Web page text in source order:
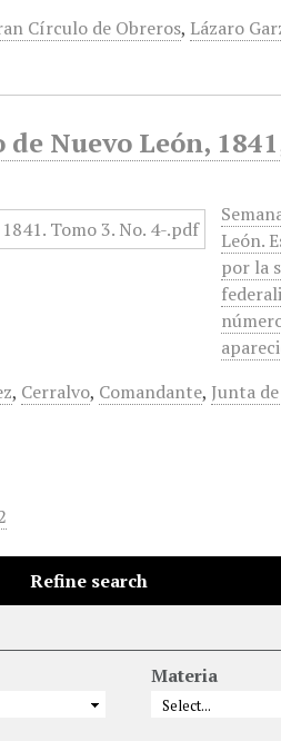
Círculo de Obreros, Lázaro
Nuevo León,
León.
por la
, Cerralvo, Comandante, Junta
Refine search
Materia